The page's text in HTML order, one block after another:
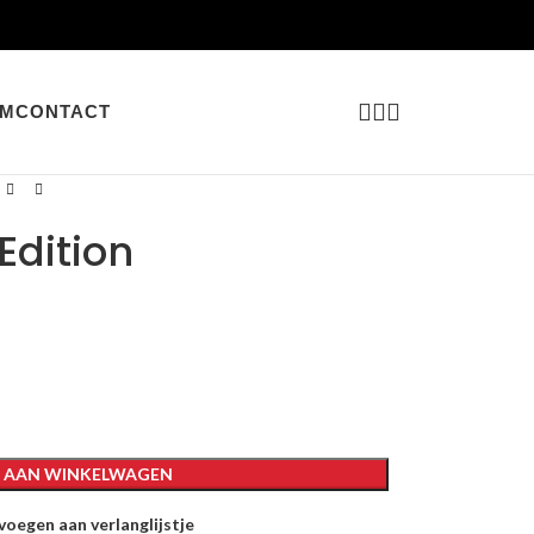
CONTACT
WINKELWAGEN
aan verlanglijstje